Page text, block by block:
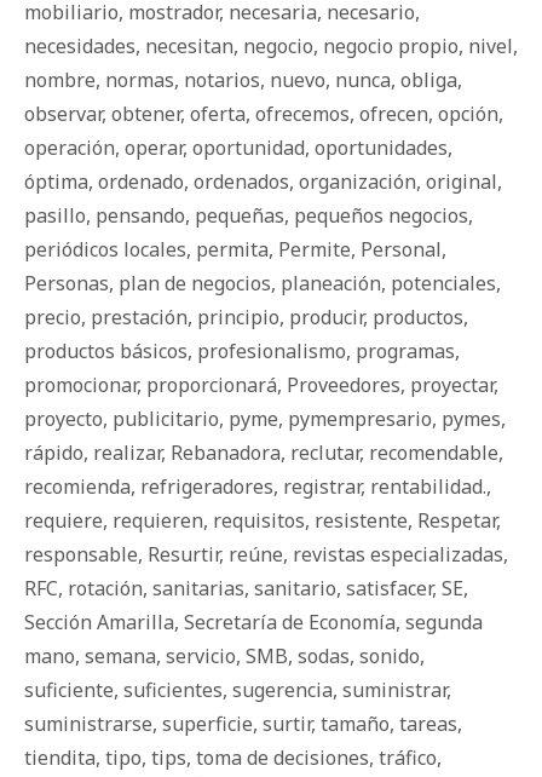
mobiliario, mostrador, necesaria, necesario,
necesidades, necesitan, negocio, negocio propio, nivel,
nombre, normas, notarios, nuevo, nunca, obliga,
observar, obtener, oferta, ofrecemos, ofrecen, opción,
operación, operar, oportunidad, oportunidades,
óptima, ordenado, ordenados, organización, original,
pasillo, pensando, pequeñas, pequeños negocios,
periódicos locales, permita, Permite, Personal,
Personas, plan de negocios, planeación, potenciales,
precio, prestación, principio, producir, productos,
productos básicos, profesionalismo, programas,
promocionar, proporcionará, Proveedores, proyectar,
proyecto, publicitario, pyme, pymempresario, pymes,
rápido, realizar, Rebanadora, reclutar, recomendable,
recomienda, refrigeradores, registrar, rentabilidad.,
requiere, requieren, requisitos, resistente, Respetar,
responsable, Resurtir, reúne, revistas especializadas,
RFC, rotación, sanitarias, sanitario, satisfacer, SE,
Sección Amarilla, Secretaría de Economía, segunda
mano, semana, servicio, SMB, sodas, sonido,
suficiente, suficientes, sugerencia, suministrar,
suministrarse, superficie, surtir, tamaño, tareas,
tiendita, tipo, tips, toma de decisiones, tráfico,